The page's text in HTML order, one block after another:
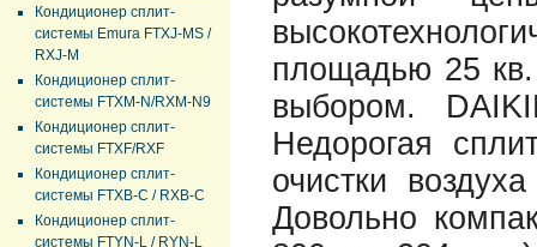
Кондиционер сплит-
системы Emura FTXJ-MS /
RXJ-M
Кондиционер сплит-
системы FTXM-N/RXM-N9
Кондиционер сплит-
системы FTXF/RXF
Кондиционер сплит-
системы FTXB-C / RXB-C
Кондиционер сплит-
системы FTYN-L / RYN-L
площадью 25
выбором.
Недорогая
очистки
Довольно